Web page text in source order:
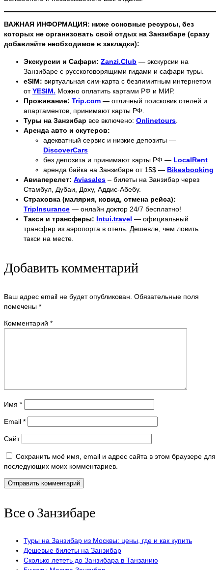
ВАЖНАЯ ИНФОРМАЦИЯ: ниже основные ресурсы, без
которых не организовать свой отдых на Занзибаре (сразу
добавляйте необходимое в закладки):
Экскурсии и Сафари: Zanzi.Club — экскурсии на
Занзибаре с русскоговорящими гидами и сафари туры.
eSIM: виртуальная сим-карта с безлимитным интернетом
отYESIM. Можно оплатить картами РФ и МИР.
Проживание: Trip.com — отличный поисковик отелей и
апартаментов, принимают карты РФ.
Туры на Занзибар все включено: Onlinetours.
Аренда авто и скутеров:
адекватный сервис и низкие депозиты —
DiscoverCars
без депозита и принимают карты РФ — LocalRent
аренда байка на Занзибаре от 15$ — Bikesbooking
Авиаперелет: Aviasales – билеты на Занзибар через
Стамбул, Дубаи, Доху, Аддис-Абебу.
Страховка (малярия, ковид, отмена рейса):
TripInsurance — онлайн доктор 24/7 бесплатно!
Такси и трансферы: Intui.travel — официальный
трансфер из аэропорта в отель. Дешевле, чем ловить
такси на месте.
Добавить комментарий
Ваш адрес email не будет опубликован. Обязательные поля
помечены *
Комментарий *
Имя *
Email *
Сайт
Сохранить моё имя, email и адрес сайта в этом браузере для
последующих моих комментариев.
Все о Занзибаре
Туры на Занзибар из Москвы: цены, где и как купить
Дешевые билеты на Занзибар
Сколько лететь до Занзибара в Танзанию